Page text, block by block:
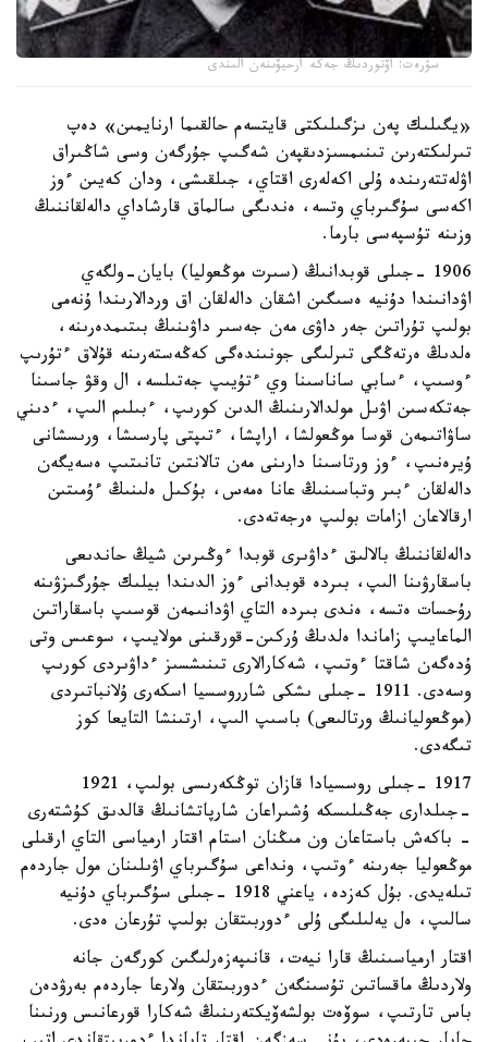
سۋرەت: اۆتوردىڭ جەكە ارحيۆىنەن الىندى
«يگىلىك پەن ىزگىلىكتى قايتسەم حالقىما ارنايمىن» دەپ
تىرلىكتەرىن تىنىمسىزدىقپەن شەگىپ جۇرگەن وسى شاڭىراق
اۋلەتتەرىندە ۇلى اكەلەرى اقتاي، جىلقىشى، ودان كەيىن ءوز
اكەسى سۇگىرباي وتسە، ەندىگى سالماق قارشاداي دالەلقاننىڭ
وزىنە تۇسپەسى بارما.
1906 -جىلى قوبدانىڭ (سىرت موڭعوليا) بايان-ولگەي
اۋدانىندا دۇنيە ەسىگىن اشقان دالەلقان اق وردالارىندا ۇنەمى
بولىپ تۇراتىن جەر داۋى مەن جەسىر داۋىنىڭ بىتىمدەرىنە،
ەلدىڭ ەرتەڭگى تىرلىگى جونىندەگى كەڭەستەرىنە قۇلاق ءتۇرىپ
ءوسىپ، ءسابي ساناسىنا وي ءتۇيىپ جەتىلسە، ال وقۋ جاسىنا
جەتكەسىن اۋىل مولدالارىنىڭ الدىن كورىپ، ءبىلىم الىپ، ءدىني
ساۋاتىمەن قوسا موڭعولشا، اراپشا، ءتىپتى پارسىشا، ورىسشانى
ۇيرەنىپ، ءوز ورتاسىنا دارىنى مەن تالانتىن تانىتىپ ەسەيگەن
دالەلقان ءبىر وتباسىنىڭ عانا ەمەس، بۇكىل ەلىنىڭ ءۇمىتىن
ارقالاعان ازامات بولىپ ەرجەتەدى.
دالەلقاننىڭ بالالىق ءداۋىرى قوبدا ءوڭىرىن شيڭ حاندىعى
باسقارۋىنا الىپ، بىردە قوبدانى ءوز الدىندا بيلىك جۇرگىزۋىنە
رۇحسات ەتسە، ەندى بىردە التاي اۋدانىمەن قوسىپ باسقاراتىن
الماعايىپ زاماندا ەلدىڭ ۇركىن-قورقىنى مولايىپ، سوعىس وتى
ۇدەگەن شاقتا ءوتىپ، شەكارالارى تىنىشسىز ءداۋىردى كورىپ
وسەدى. 1911 -جىلى ىشكى شارروسسيا اسكەرى ۇلانباتىردى
(موڭعوليانىڭ ورتالىعى) باسىپ الىپ، ارتىنشا التايعا كوز
تىگەدى.
1917 -جىلى روسسيادا قازان توڭكەرىسى بولىپ، 1921
-جىلدارى جەڭىلىسكە ۇشىراعان شارپاتشانىڭ قالدىق كۇشتەرى
- باكەش باستاعان ون مىڭنان استام اقتار ارمياسى التاي ارقىلى
موڭعوليا جەرىنە ءوتىپ، ونداعى سۇگىرباي اۋىلىنان مول جاردەم
تىلەيدى. بۇل كەزدە، ياعني 1918 -جىلى سۇگىرباي دۇنيە
سالىپ، ەل يەلىلىگى ۇلى ءدوربىتقان بولىپ تۇرعان ەدى.
اقتار ارمياسىنىڭ قارا نيەت، قانىپەزەرلىگىن كورگەن جانە
ولاردىڭ ماقساتىن تۇسىنگەن ءدوربىتقان ولارعا جاردەم بەرۋدەن
باس تارتىپ، سوۆەت بولشەۆيكتەرىنىڭ شەكارا قورعانىس ورنىنا